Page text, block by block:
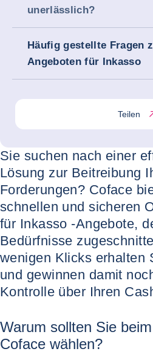
unerlässlich?
Häufig gestellte Fragen
Angeboten für Inkasso
Teilen
Sie suchen nach einer
Lösung zur Beitreibung
Forderungen? Coface
schnellen und sicheren
für Inkasso -Angebote,
Bedürfnisse
wenigen Klicks erhalten
und gewinnen damit
Kontrolle über Ihren
Warum sollten Sie
Coface wählen?